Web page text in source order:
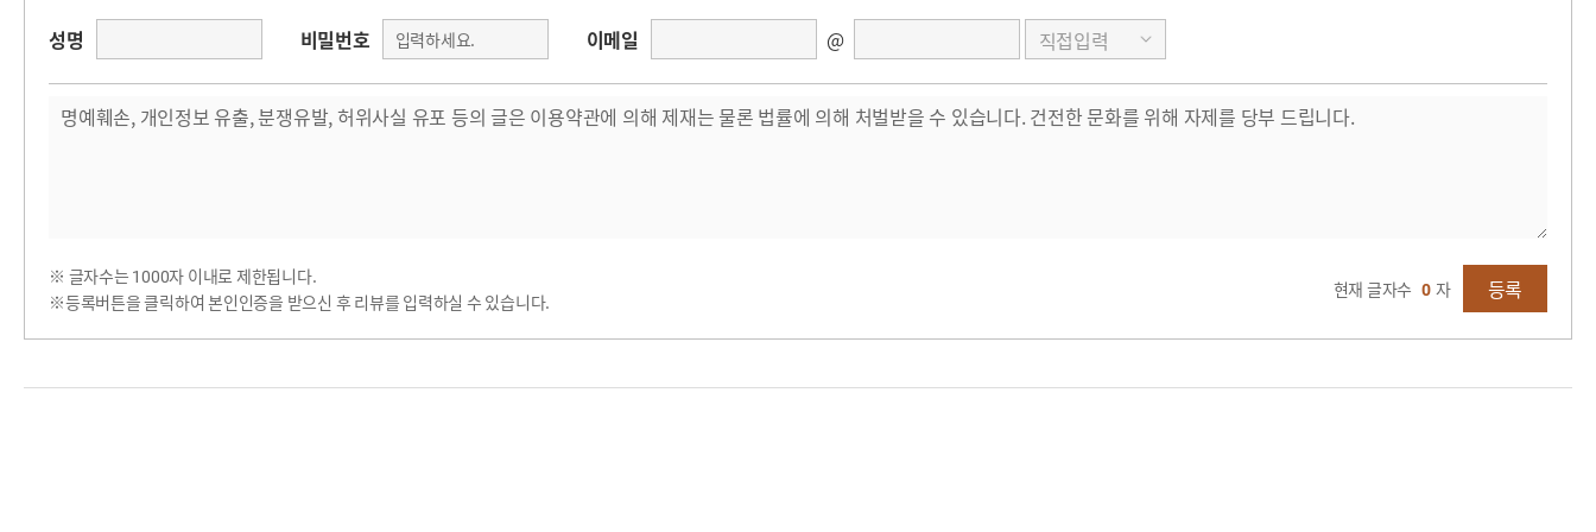
성명 비밀번호 이메일 @
※ 글자수는 1000자 이내로 제한됩니다.
※등록버튼을 클릭하여 본인인증을 받으신 후 리뷰를 입력하실 수 있습니다.
현재 글자수 0 자 등록